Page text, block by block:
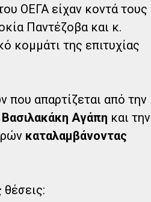
ΟΕΓΑ είχαν κοντά τους
Παντέζοβα και κ.
κομμάτι της επιτυχίας
απαρτίζεται από την
Βασιλακάκη Αγάπη και την
καταλαμβάνοντας
θέσεις: